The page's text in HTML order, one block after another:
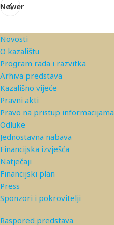
Newer
Novosti
O kazalištu
Program rada i razvitka
Arhiva predstava
Kazališno vijeće
Pravni akti
Pravo na pristup informacijama
Odluke
Jednostavna nabava
Financijska izvješća
Natječaji
Financijski plan
Press
Sponzori i pokrovitelji
Raspored predstava